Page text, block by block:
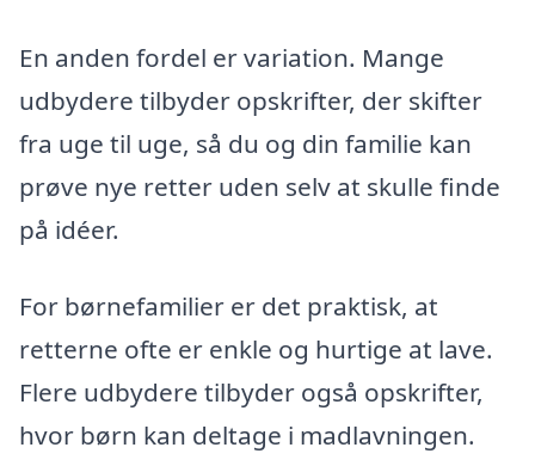
En anden fordel er variation. Mange
udbydere tilbyder opskrifter, der skifter
fra uge til uge, så du og din familie kan
prøve nye retter uden selv at skulle finde
på idéer.
For børnefamilier er det praktisk, at
retterne ofte er enkle og hurtige at lave.
Flere udbydere tilbyder også opskrifter,
hvor børn kan deltage i madlavningen.